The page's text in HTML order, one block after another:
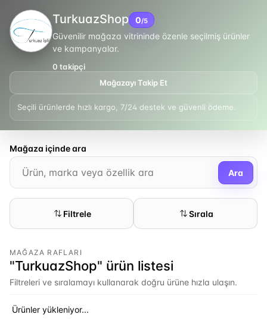
TurkuazShop 0/5
Güvenilir mağaza vitrininde özenle seçilmiş ürünler
ve kampanyalar.
0 takipçi
Mağazayı Takip Et
Seçili ürünlerde hızlı kargo, 7/24 destek ve güvenli ödeme.
Mağaza içinde ara
Ara
Filtrele Sırala
MAĞAZA RAFLARI
"TurkuazShop" ürün listesi
Filtreleri ve sıralamayı kullanarak doğru ürüne hızla ulaşın.
Ürünler yükleniyor...